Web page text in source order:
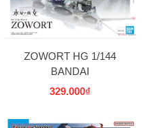
ZOWORT HG 1/144
BANDAI
329.000₫